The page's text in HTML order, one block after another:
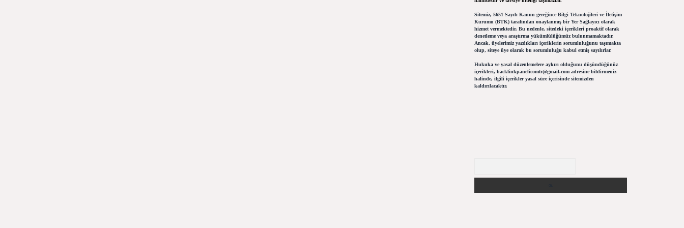
Sitemiz, 5651 Sayılı Kanun gereğince Bilgi Teknolojileri ve İletişim
Kurumu (BTK) tarafından onaylanmış bir Yer Sağlayıcı olarak
hizmet vermektedir. Bu nedenle, sitedeki içerikleri proaktif olarak
denetleme veya araştırma yükümlülüğümüz bulunmamaktadır.
Ancak, üyelerimiz yazdıkları içeriklerin sorumluluğunu taşımakta
olup, siteye üye olarak bu sorumluluğu kabul etmiş sayılırlar.
Hukuka ve yasal düzenlemelere aykırı olduğunu düşündüğünüz
içerikleri, backlinkpanelicomtr@gmail.comadresine bildirmeniz
halinde, ilgili içerikler yasal süre içerisinde sitemizden
kaldırılacaktır.